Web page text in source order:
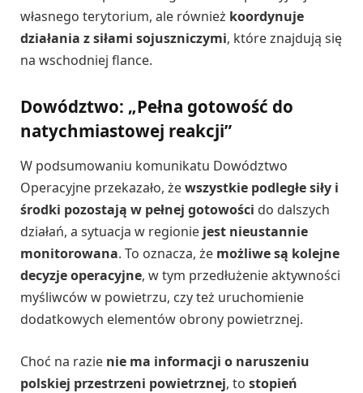
własnego terytorium, ale również koordynuje
działania z siłami sojuszniczymi, które znajdują się
na wschodniej flance.
Dowództwo: „Pełna gotowość do
natychmiastowej reakcji”
W podsumowaniu komunikatu Dowództwo
Operacyjne przekazało, żewszystkie podległe siły i
środki pozostają w pełnej gotowości do dalszych
działań, a sytuacja w regionie jest nieustannie
monitorowana. To oznacza, że możliwe są kolejne
decyzje operacyjne, w tym przedłużenie aktywności
myśliwców w powietrzu, czy też uruchomienie
dodatkowych elementów obrony powietrznej.
Choć na razie nie ma informacji o naruszeniu
polskiej przestrzeni powietrznej, to stopień